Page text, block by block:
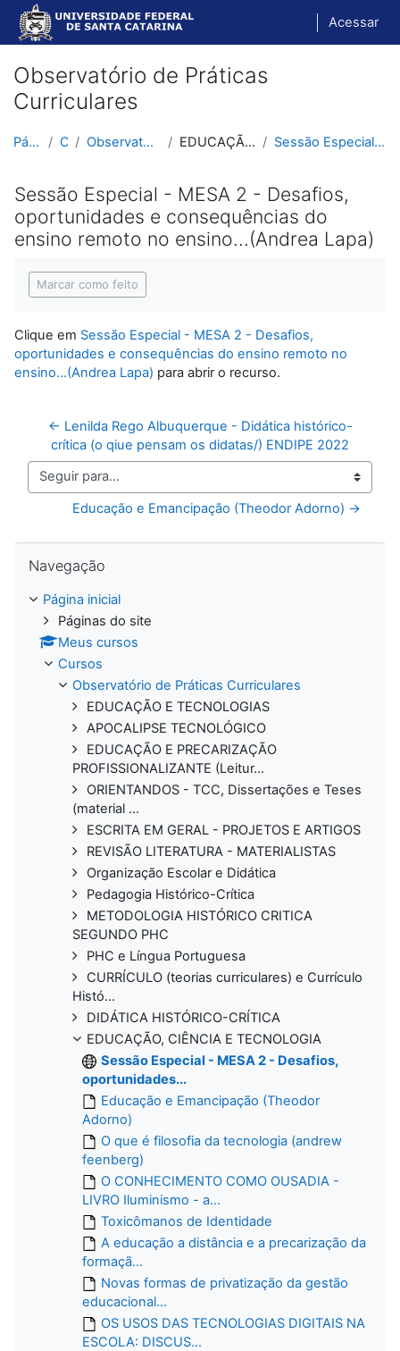
Ir para o conteúdo principal
Acessar
Observatório de Práticas
Curriculares
Página inicial Cursos Observatório de Práticas Curriculares EDUCAÇÃO, CIÊNCIA E TECNOLOGIA Sessão Especial - MESA 2 - Desafios, oportunidades...
Sessão Especial - MESA 2 - Desafios,
oportunidades e consequências do
ensino remoto no ensino...(Andrea Lapa)
Marcar como feito
Clique em Sessão Especial - MESA 2 - Desafios,
oportunidades e consequências do ensino remoto no
ensino...(Andrea Lapa) para abrir o recurso.
← Lenilda Rego Albuquerque - Didática histórico-
crítica (o qiue pensam os didatas/) ENDIPE 2022
Seguir para...
Educação e Emancipação (Theodor Adorno) →
Navegação
Página inicial
Páginas do site
Meus cursos
Cursos
Observatório de Práticas Curriculares
EDUCAÇÃO E TECNOLOGIAS
APOCALIPSE TECNOLÓGICO
EDUCAÇÃO E PRECARIZAÇÃO
PROFISSIONALIZANTE (Leitur...
ORIENTANDOS - TCC, Dissertações e Teses
(material ...
ESCRITA EM GERAL - PROJETOS E ARTIGOS
REVISÃO LITERATURA - MATERIALISTAS
Organização Escolar e Didática
Pedagogia Histórico-Crítica
METODOLOGIA HISTÓRICO CRITICA
SEGUNDO PHC
PHC e Língua Portuguesa
CURRÍCULO (teorias curriculares) e Currículo
Histó...
DIDÁTICA HISTÓRICO-CRÍTICA
EDUCAÇÃO, CIÊNCIA E TECNOLOGIA
Sessão Especial - MESA 2 - Desafios,
oportunidades...
Educação e Emancipação (Theodor
Adorno)
O que é filosofia da tecnologia (andrew
feenberg)
O CONHECIMENTO COMO OUSADIA -
LIVRO Iluminismo - a...
Toxicômanos de Identidade
A educação a distância e a precarização da
formaçã...
Novas formas de privatização da gestão
educacional...
OS USOS DAS TECNOLOGIAS DIGITAIS NA
ESCOLA: DISCUS...